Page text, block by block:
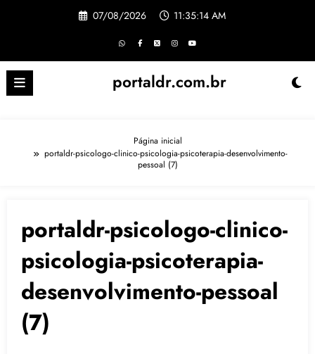
07/08/2026 11:35:15 AM
portaldr.com.br
Página inicial
portaldr-psicologo-clinico-psicologia-psicoterapia-desenvolvimento-
pessoal (7)
portaldr-psicologo-clinico-
psicologia-psicoterapia-
desenvolvimento-pessoal
(7)